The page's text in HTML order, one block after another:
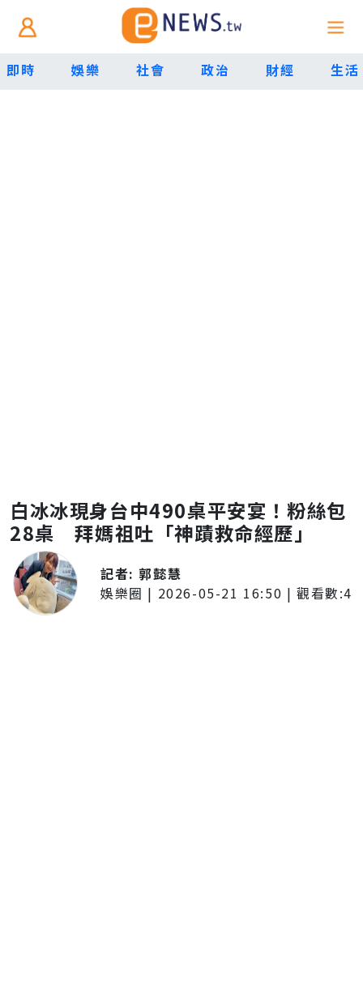
即時 娛樂 社會 政治 財經 生活
白冰冰現身台中490桌平安宴！粉絲包
28桌 拜媽祖吐「神蹟救命經歷」
記者:郭懿慧
娛樂圈 | 2026-05-21 16:50 | 觀看數:4